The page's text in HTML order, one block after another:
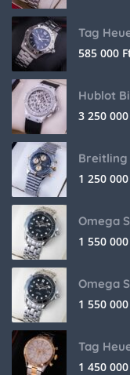
Tag
585 000
Hublot
3 250 000
Breitling
1 250 000
Omega
1 550 000
Omega
1 550 000
Tag
1 450 000